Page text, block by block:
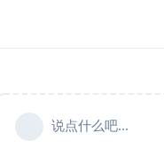
说点什么吧...